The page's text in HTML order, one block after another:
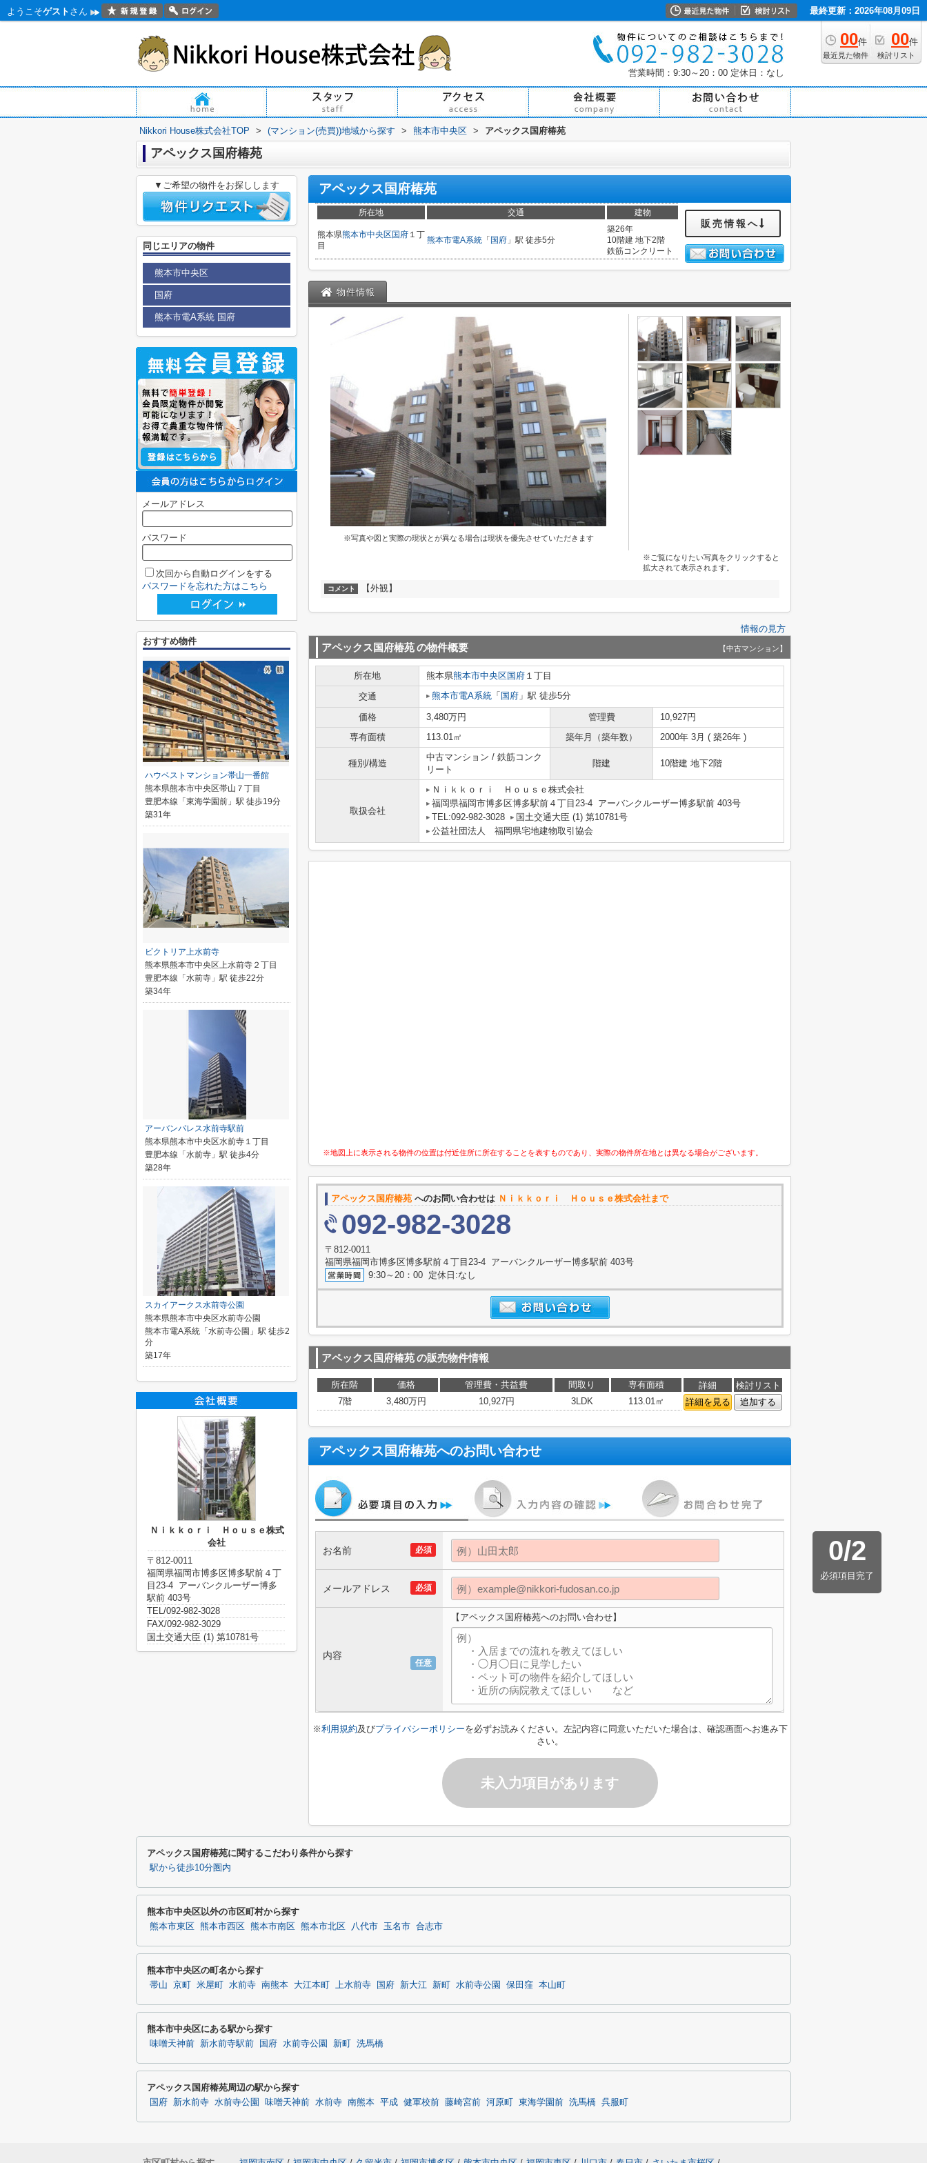
ようこそゲスト さん 最終更新：2026年08月09日
00件
最近見た物件
00件
検討リスト
営業時間：9:30～20：00 定休日：なし
Nikkori House株式会社TOP > (マンション(売買))地域から探す > 熊本市中央区 > アペックス国府椿苑
アペックス国府椿苑
アペックス国府椿苑
所在地 交通 建物
熊本県熊本市中央区 国府 １丁
目
熊本市電A系統 「 国府 」駅 徒歩5分
築26年
10階建 地下2階
鉄筋コンクリート
販売情報へ
物件情報
※写真や図と実際の現状とが異なる場合は現状を優先させていただきます
※ご覧になりたい写真をクリックすると
拡大されて表示されます。
コメント 【外観】
情報の見方
アペックス国府椿苑の物件概要 【中古マンション】
所在地 熊本県熊本市中央区国府 １丁目
交通
熊本市電A系統 「 国府 」駅 徒歩5分
価格 3,480万円 管理費
10,927円
専有面積
113.01㎡ 築年月（築年数） 2000年 3月 ( 築26年 )
種別/構造
中古マンション / 鉄筋コンク
リート
階建 10階建 地下2階
取扱会社
Ｎｉｋｋｏｒｉ Ｈｏｕｓｅ株式会社
福岡県福岡市博多区博多駅前４丁目23-4 アーバンクルーザー博多駅前 403号
TEL:092-982-3028
国土交通大臣 (1) 第10781号
公益社団法人 福岡県宅地建物取引協会
※地図上に表示される物件の位置は付近住所に所在することを表すものであり、実際の物件所在地とは異なる場合がございます。
アペックス国府椿苑 へのお問い合わせは Ｎｉｋｋｏｒｉ Ｈｏｕｓｅ株式会社まで
092-982-3028
〒812-0011
福岡県福岡市博多区博多駅前４丁目23-4 アーバンクルーザー博多駅前 403号
9:30～20：00 定休日:なし
アペックス国府椿苑の販売物件情報
所在階 価格 管理費・共益費 間取り 専有面積 詳細
検討リスト
7階
3,480万円 10,927円 3LDK 113.01㎡ 詳細を見る 追加する
アペックス国府椿苑へのお問い合わせ
0/2
必須項目完了
必須
お名前
必須
メールアドレス
任意
内容
【アペックス国府椿苑へのお問い合わせ】
※利用規約及びプライバシーポリシーを必ずお読みください。左記内容に同意いただいた場合は、確認画面へお進み下
さい。
未入力項目があります
▼ご希望の物件をお探しします
同じエリアの物件
熊本市中央区
国府
熊本市電A系統 国府
メールアドレス
パスワード
次回から自動ログインをする
パスワードを忘れた方はこちら
おすすめ物件
ハウベストマンション帯山一番館
熊本県熊本市中央区帯山７丁目
豊肥本線「東海学園前」駅 徒歩19分
築31年
ビクトリア上水前寺
熊本県熊本市中央区上水前寺２丁目
豊肥本線「水前寺」駅 徒歩22分
築34年
アーバンパレス水前寺駅前
熊本県熊本市中央区水前寺１丁目
豊肥本線「水前寺」駅 徒歩4分
築28年
スカイアークス水前寺公園
熊本県熊本市中央区水前寺公園
熊本市電A系統「水前寺公園」駅 徒歩2
分
築17年
Ｎｉｋｋｏｒｉ Ｈｏｕｓｅ株式
会社
〒812-0011
福岡県福岡市博多区博多駅前４丁
目23-4 アーバンクルーザー博多
駅前 403号
TEL/092-982-3028
FAX/092-982-3029
国土交通大臣 (1) 第10781号
アペックス国府椿苑に関するこだわり条件から探す
駅から徒歩10分圏内
熊本市中央区以外の市区町村から探す
熊本市東区 熊本市西区 熊本市南区 熊本市北区 八代市 玉名市 合志市
熊本市中央区の町名から探す
帯山 京町 米屋町 水前寺 南熊本 大江本町 上水前寺 国府 新大江 新町 水前寺公園 保田窪 本山町
熊本市中央区にある駅から探す
味噌天神前 新水前寺駅前 国府 水前寺公園 新町 洗馬橋
アペックス国府椿苑周辺の駅から探す
国府 新水前寺 水前寺公園 味噌天神前 水前寺 南熊本 平成 健軍校前 藤崎宮前 河原町 東海学園前 洗馬橋 呉服町